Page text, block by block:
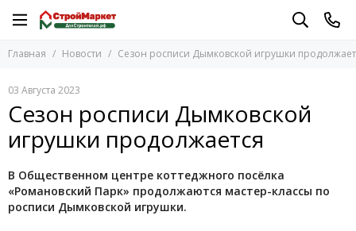
Главная Новости Сезон росписи Дымковской игрушки
03 Августа 2023
Сезон росписи Дымковской
игрушки продолжается
В Общественном центре коттеджного посёлка
«Романовский Парк» продолжаются мастер-классы по
росписи Дымковской игрушки.